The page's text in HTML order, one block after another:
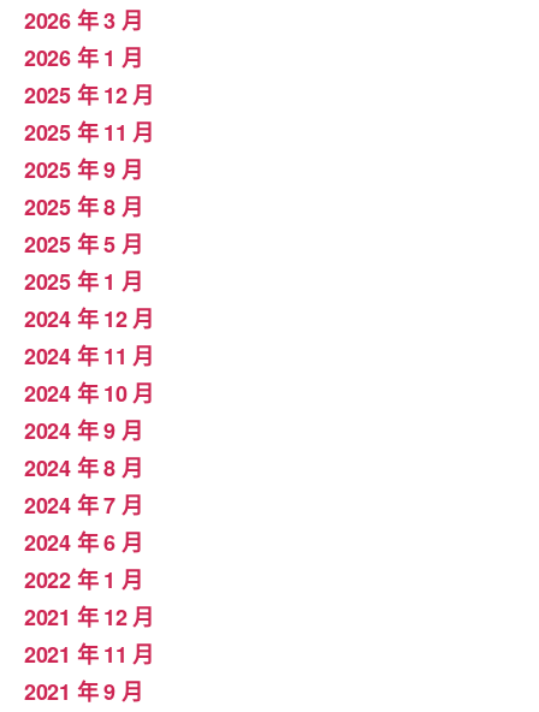
2026 年 3 月
2026 年 1 月
2025 年 12 月
2025 年 11 月
2025 年 9 月
2025 年 8 月
2025 年 5 月
2025 年 1 月
2024 年 12 月
2024 年 11 月
2024 年 10 月
2024 年 9 月
2024 年 8 月
2024 年 7 月
2024 年 6 月
2022 年 1 月
2021 年 12 月
2021 年 11 月
2021 年 9 月